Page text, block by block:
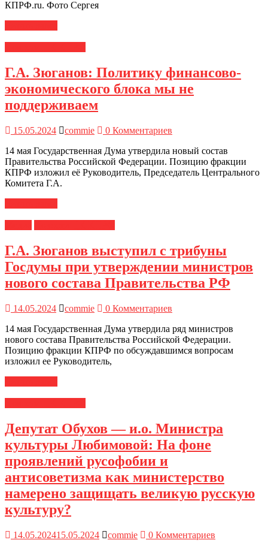
КПРФ.ru. Фото Сергея
Г.А. Зюганов: Политику финансово-
экономического блока мы не
поддерживаем
15.05.2024 commie
0 Комментариев
14 мая Государственная Дума утвердила новый состав
Правительства Российской Федерации. Позицию фракции
КПРФ изложил её Руководитель, Председатель Центрального
Комитета Г.А.
Г.А. Зюганов выступил с трибуны
Госдумы при утверждении министров
нового состава Правительства РФ
14.05.2024 commie
0 Комментариев
14 мая Государственная Дума утвердила ряд министров
нового состава Правительства Российской Федерации.
Позицию фракции КПРФ по обсуждавшимся вопросам
изложил ее Руководитель,
Депутат Обухов — и.о. Министра
культуры Любимовой: На фоне
проявлений русофобии и
антисоветизма как министерство
намерено защищать великую русскую
культуру?
14.05.202415.05.2024 commie
0 Комментариев